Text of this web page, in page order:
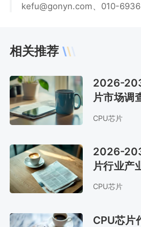
kefu@gonyn.com、010-
相关推荐
2026-
片市场调
报告
CPU芯片
2026-
片行业产
场前景评
CPU芯片
CPU芯片